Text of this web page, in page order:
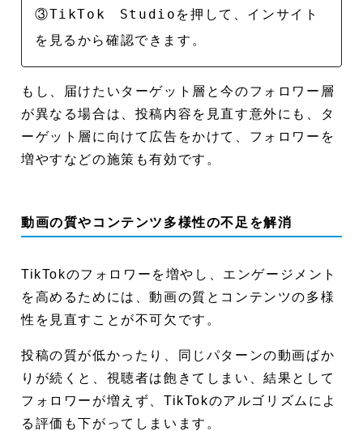
③TikTok Studioを押して、インサイト
を見るから確認できます。
もし、届けたいターゲット層と今のフォロワー層
が異なる場合は、投稿内容を見直す意外にも、タ
ーゲット層に向けて広告をかけて、フォロワーを
増やすなどの施策も有効です。
動画の質やコンテンツ多様性の不足を解消
TikTokのフォロワーを増やし、エンゲージメント
を高めるためには、動画の質とコンテンツの多様
性を見直すことが不可欠です。
投稿の質が低かったり、同じパターンの動画ばか
りが続くと、視聴者は飽きてしまい、結果として
フォロワーが増えず、TikTokのアルゴリズムによ
る評価も下がってしまいます。